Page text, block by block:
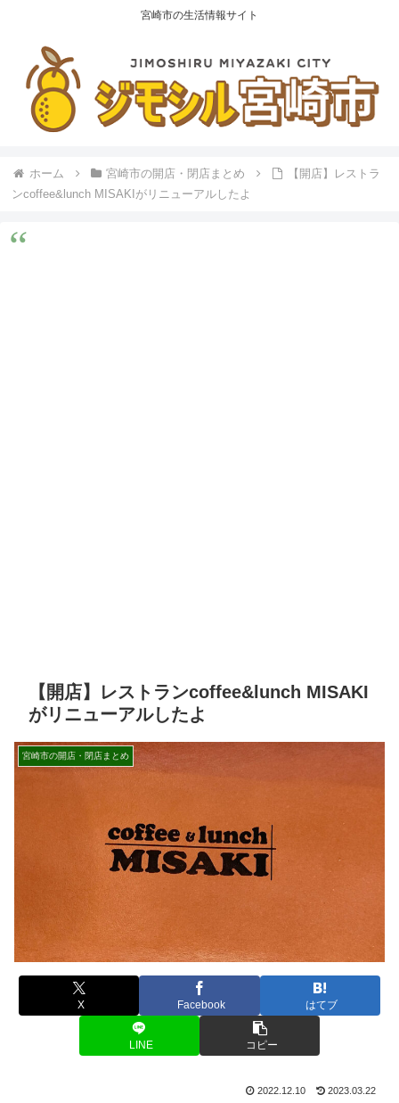
宮崎市の生活情報サイト
ホーム 宮崎市の開店・閉店まとめ
【開店】レストラ
ンcoffee&lunch MISAKIがリニューアルしたよ
【開店】レストランcoffee&lunch MISAKI
がリニューアルしたよ
宮崎市の開店・閉店まとめ
X Facebook はてブ
LINE コピー
2022.12.10 2023.03.22